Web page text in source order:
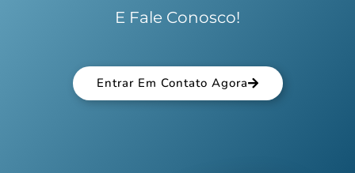
E Fale Conosco!
Entrar Em Contato Agora